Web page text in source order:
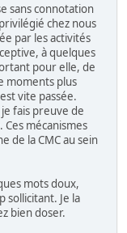
sans connotation
chez nous
par les activités
à quelques
pour elle, de
moments plus
vite passée.
fais preuve de
mécanismes
de la CMC au sein
mots doux,
sollicitant. Je la
bien doser.